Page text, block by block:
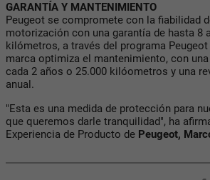
GARANTÍA Y MANTENIMIENTO
Peugeot se compromete con la fiabilidad
motorización con una garantía de hasta 8
kilómetros, a través del programa Peugeot
marca optimiza el mantenimiento, con
cada 2 años o 25.000 kilóometros y una
anual.
"Esta es una medida de protección para
que queremos darle tranquilidad", ha
Experiencia de Producto de Peugeot,